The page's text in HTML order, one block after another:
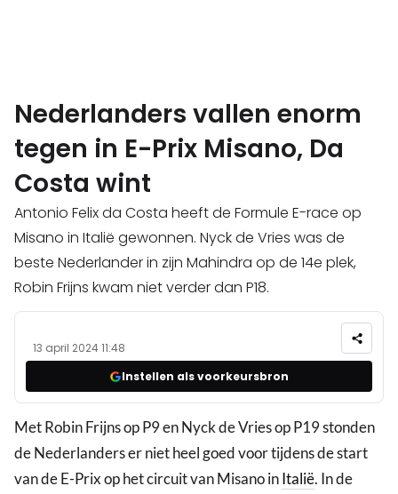
Nederlanders vallen enorm
tegen in E-Prix Misano, Da
Costa wint
Antonio Felix da Costa heeft de Formule E-race op
Misano in Italië gewonnen. Nyck de Vries was de
beste Nederlander in zijn Mahindra op de 14e plek,
Robin Frijns kwam niet verder dan P18.
13 april 2024 11:48
Instellen als voorkeursbron
Met Robin Frijns op P9 en Nyck de Vries op P19 stonden
de Nederlanders er niet heel goed voor tijdens de start
van de E-Prix op het circuit van Misano inItalië. In de